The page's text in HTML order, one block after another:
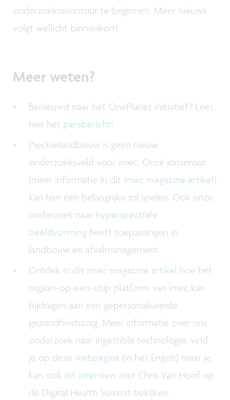
onderzoeksavontuur te beginnen. Meer nieuws
volgt wellicht binnenkort!
Meer weten?
Benieuwd naar het OnePlanet initiatief? Lees
hier het persbericht!
Precisielandbouw is geen nieuw
onderzoeksveld voor imec. Onze ionsensor
(meer informatie in dit imec magazine artikel)
kan hier een belangrijke rol spelen. Ook onze
onderzoek naar hyperspectrale
beeldvorming heeft toepassingen in
landbouw en afvalmanagement.
Ontdek in dit imec magazine artikel hoe het
orgaan-op-een-chip platform van imec kan
bijdragen aan een gepersonaliseerde
gezondheidszorg. Meer informatie over ons
onderzoek naar ingestible technologie, vind
je op deze webpagina (in het Engels) maar je
kan ook dit interview met Chris Van Hoof op
de Digital Health Summit bekijken.